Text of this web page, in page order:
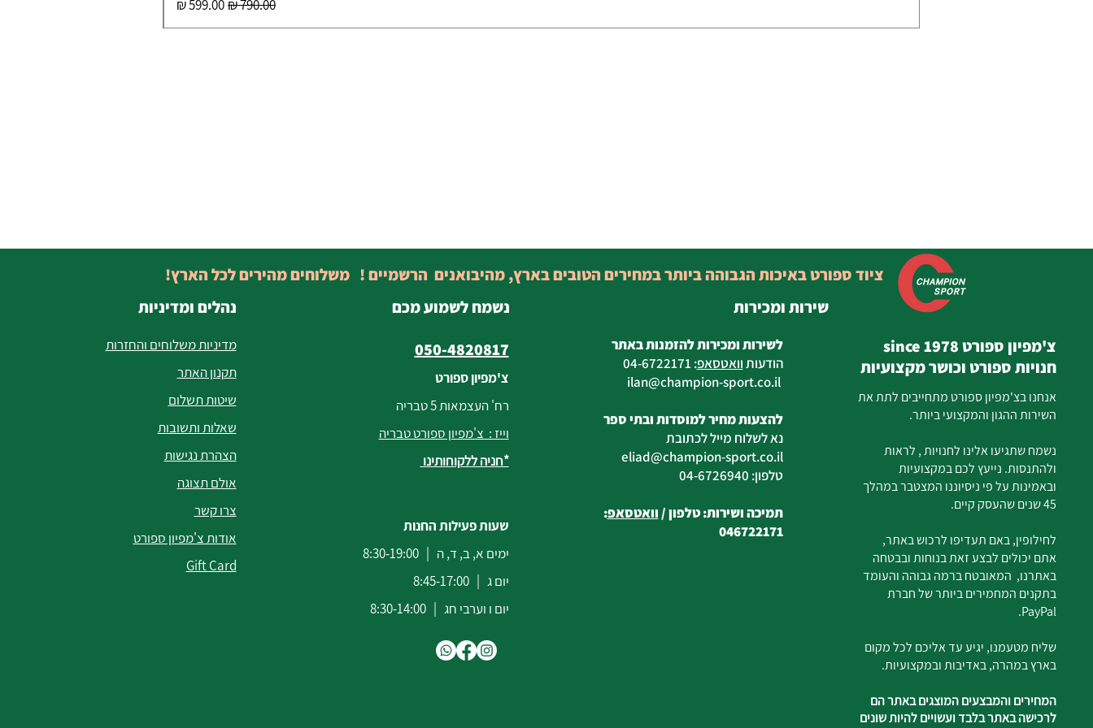
מחיר רגילמחיר מבצע
נהלים ומדיניות
מדיניות משלוחים והחזרות
תקנון האתר
שיטות תשלום
שאלות ותשובות
הצהרת נגישות
אולם תצוגה
צרו קשר
אודות צ'מפיון ספורט
Gift Card
נשמח לשמוע מכם
050-4820817
צ'מפיון ספורט
רח' העצמאות 5 טבריה
וייז : צ'מפיון ספורט טבריה
*חניה ללקוחותינו
שעות פעילות החנות
ימים א, ב, ד, ה | 8:30-19:00
יום ג | 8:45-17:00
יום ו וערבי חג | 8:30-14:00
לשירות ומכירות להזמנות באתר
הודעותוואטסאפ:
04-6722171
ilan
@champion-sport.co.il
להצעות מחיר למוסדות ובתי ספר
נא לשלוח מייל לכתובת
eliad@champion-sport.co.il
טלפון: 04-6726940
תמיכה ושירות: טלפון /וואטסאפ:
046722171
צ'מפיון ספורט since 1978
חנויות ספורט וכושר מקצועיות
אנחנו בצ'מפיון ספורט מתחייבים לתת את
השירות ההגון והמקצועי ביותר.
נשמח שתגיעו אלינו לחנויות , לראות
ולהתנסות. נייעץ לכם במקצועיות
ובאמינות על פי ניסיוננו המצטבר במהלך
45 שנים שהעסק קיים.
לחילופין, באם תעדיפו לרכוש באתר,
אתם יכולים לבצע זאת בנוחות ובבטחה
באתרנו, המאובטח ברמה גבוהה והעומד
בתקנים המחמירים ביותר של חברת
PayPal.
שליח מטעמנו, יגיע עד אליכם לכל מקום
בארץ במהרה, באדיבות ובמקצועיות.
המחירים והמבצעים המוצגים באתר הם
לרכישה באתר בלבד ועשויים להיות שונים
שירות ומכירות
ציוד ספורט באיכות הגבוהה ביותר במחירים הטובים בארץ, מהיבואנים הרשמיים ! משלוחים מהירים לכל הארץ!